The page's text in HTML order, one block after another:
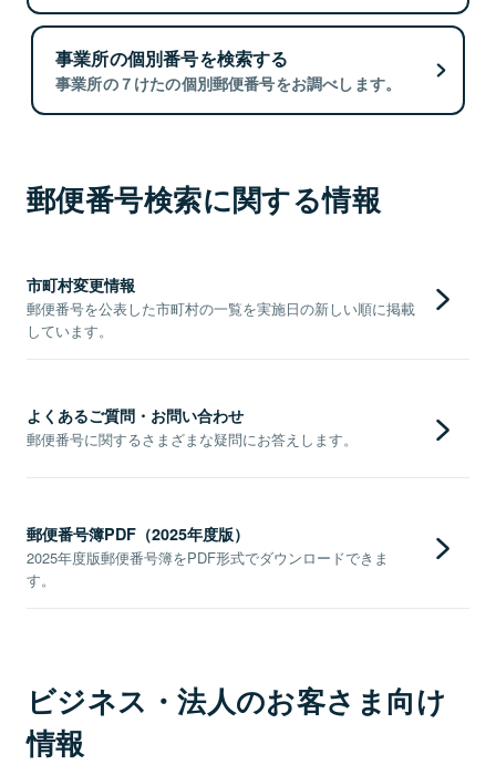
事業所の個別番号を検索する
事業所の７けたの個別郵便番号をお調べします。
郵便番号検索に関する情報
市町村変更情報
郵便番号を公表した市町村の一覧を実施日の新しい順に掲載
しています。
よくあるご質問・お問い合わせ
郵便番号に関するさまざまな疑問にお答えします。
郵便番号簿PDF（2025年度版）
2025年度版郵便番号簿をPDF形式でダウンロードできま
す。
ビジネス・法人のお客さま向け
情報